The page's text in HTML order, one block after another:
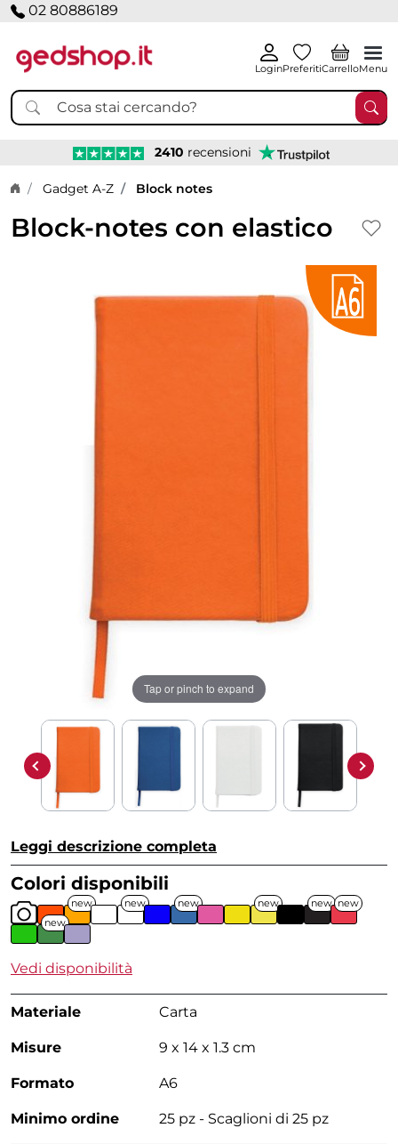
02 80886189
LoginPreferitiCarrelloMenu
2410 recensioni
Home page
Gadget A-Z Block notes
Block-notes con elastico
Tap or pinch to expand
Leggi descrizione completa
Colori disponibili
new new new new new new
new
Vedi disponibilità
Materiale Carta
Misure 9 x 14 x 1.3 cm
Formato A6
Minimo ordine 25 pz - Scaglioni di 25 pz